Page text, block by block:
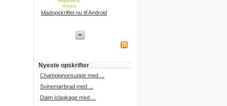
Madopskrifter.nu til Android
iPhone udvikling
Nyeste opskrifter
Champignonsuppe med ...
Svinemørbrad med ...
Daim islagkage med ...